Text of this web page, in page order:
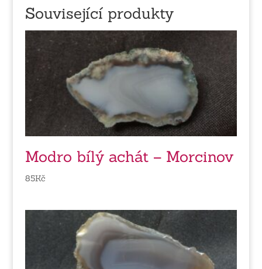
Související produkty
Modro bílý achát – Morcinov
85Kč